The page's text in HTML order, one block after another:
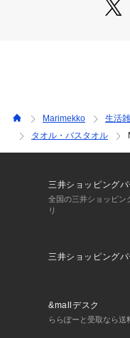
Marimekko 生活
タオル・バスタオル
三井ショッピングパ
全国の三井ショッピン
リ
三井ショッピングパ
&mallデスク
ららぽーと受取なら送